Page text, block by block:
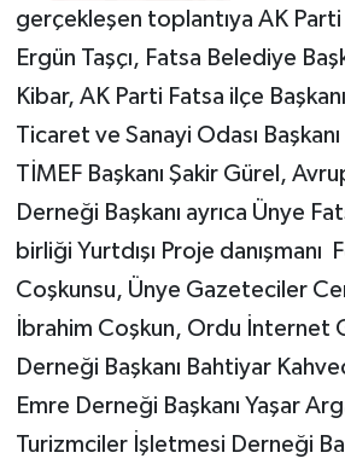
gerçekleşen toplantıya AK
Ergün Taşçı, Fatsa Belediye
Kibar, AK Parti Fatsa ilçe
Ticaret ve Sanayi Odası
TİMEF Başkanı Şakir Gürel,
Derneği Başkanı ayrıca Ünye
birliği Yurtdışı Proje danışmanı
Coşkunsu, Ünye Gazeteciler
İbrahim Coşkun, Ordu İnternet
Derneği Başkanı Bahtiyar
Emre Derneği Başkanı Yaşar
Turizmciler İşletmesi Derneği